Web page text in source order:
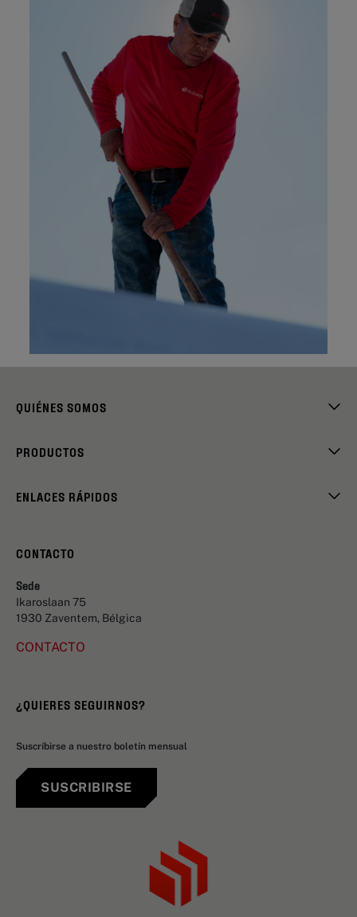
QUIÉNES SOMOS
PRODUCTOS
ENLACES RÁPIDOS
CONTACTO
Sede
Ikaroslaan 75
1930 Zaventem, Bélgica
CONTACTO
¿QUIERES SEGUIRNOS?
Suscríbirse a nuestro boletín mensual
SUSCRIBIRSE